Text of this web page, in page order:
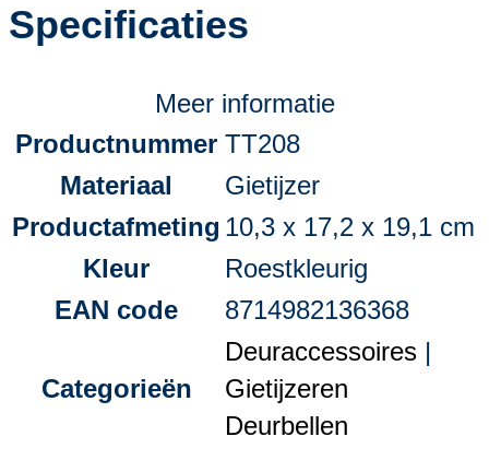
Specificaties
Meer informatie
Productnummer TT208
Materiaal
Gietijzer
Productafmeting 10,3 x 17,2 x 19,1 cm
Kleur
Roestkleurig
EAN code
8714982136368
Categorieën
Deuraccessoires |
Gietijzeren
Deurbellen